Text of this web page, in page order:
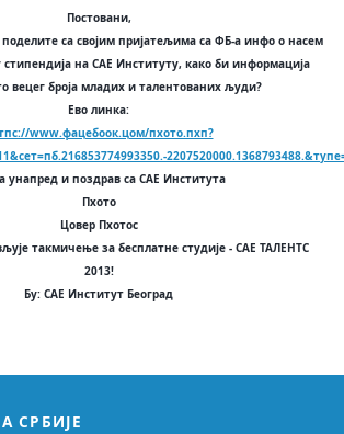
Постовани,
са својим пријатељима са ФБ-а инфо о насем
стипендија на САЕ Институту, како би информација
вецег броја младих и талентованих људи?
Ево линка:
www.фацебоок.цом/пхото.пхп?
унапред и поздрав са САЕ Института
Пхото
Цовер Пхотос
такмичење за бесплатне студије - САЕ ТАЛЕНТС
2013!
Бy: САЕ Институт Београд
СРБИЈЕ